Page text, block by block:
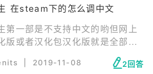
在steam下的怎么调中文
第一部是不支持中文的哟但网上
版或者汉化包汉化版就是全部都
可以度娘一下找找资源哈哈希望
2019-11-08 2回答